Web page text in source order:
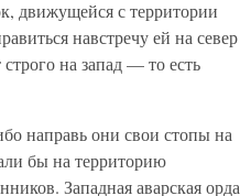
движущейся с территории
навстречу ей на север
на запад — то есть
направь они свои стопы на
бы на территорию
Западная аварская орда